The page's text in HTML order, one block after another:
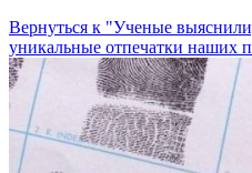
Вернуться к "Ученые
уникальные отпечатки наших